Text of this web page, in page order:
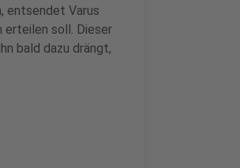
entsendet Varus
erteilen soll. Dieser
bald dazu drängt,